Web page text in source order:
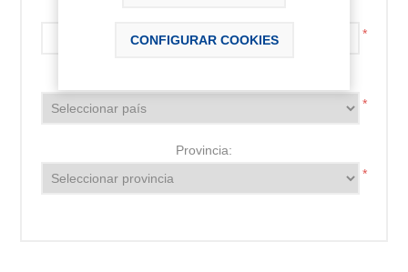
*
*
Provincia:
*
CONFIGURAR COOKIES